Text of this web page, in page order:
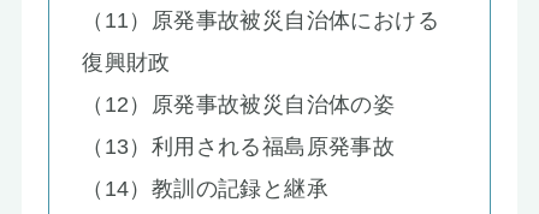
（11）原発事故被災自治体における
復興財政
（12）原発事故被災自治体の姿
（13）利用される福島原発事故
（14）教訓の記録と継承